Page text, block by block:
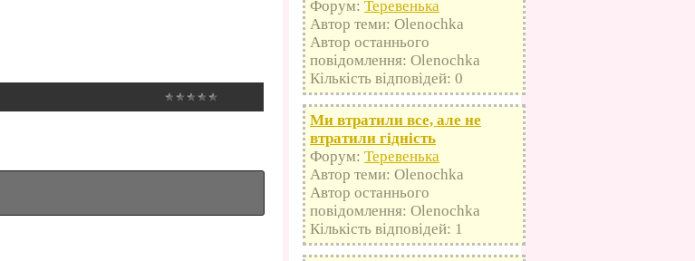
Форум: Теревенька
Автор теми: Olenochka
Автор останнього
повідомлення: Olenochka
Кількість відповідей: 0
Ми втратили все, але не
втратили гідність
Форум: Теревенька
Автор теми: Olenochka
Автор останнього
повідомлення: Olenochka
Кількість відповідей: 1